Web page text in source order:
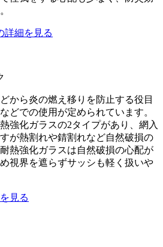
詳細を見る
から炎の燃え移りを防止する役目
どでの使用が定められています。
強化ガラスの2タイプがあり、網入
が熱割れや錆割れなど自然破損の
熱強化ガラスは自然破損の心配が
視界を遮らずサッシも軽く扱いや
見る